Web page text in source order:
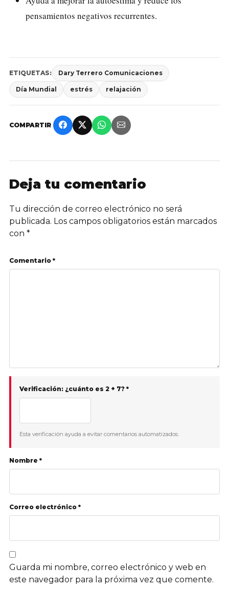
pensamientos negativos recurrentes.
ETIQUETAS: Dary Terrero Comunicaciones
Día Mundial estrés relajación
COMPARTIR
Deja tu comentario
Tu dirección de correo electrónico no será
publicada. Los campos obligatorios están marcados
con *
Comentario *
Verificación: ¿cuánto es 2 + 7? *
Esta verificación ayuda a evitar comentarios automatizados.
Nombre *
Correo electrónico *
Guarda mi nombre, correo electrónico y web en
este navegador para la próxima vez que comente.